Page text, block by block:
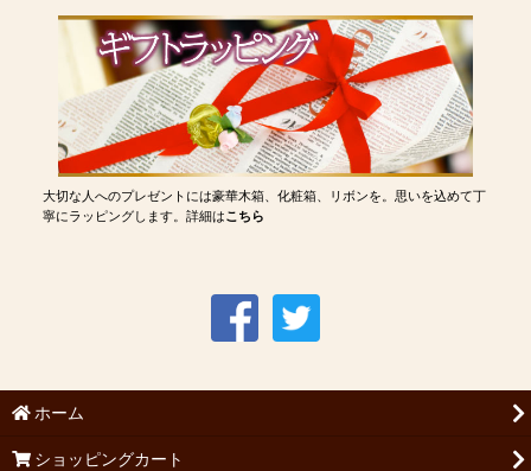
大切な人へのプレゼントには豪華木箱、化粧箱、リボンを。思いを込めて丁
寧にラッピングします。詳細はこちら
ホーム
ショッピングカート